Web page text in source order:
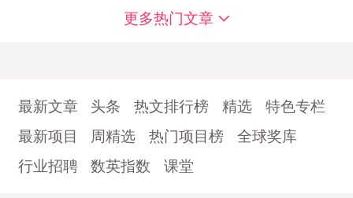
更多热门文章
最新文章 头条 热文排行榜 精选
特色专栏
最新项目
周精选 热门项目榜
全球奖库
行业招聘
数英指数 课堂